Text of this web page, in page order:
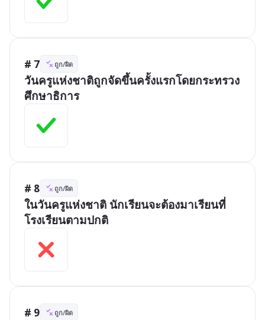
# 7 ถูก/ผิด
วันครูแห่งชาติถูกจัดขึ้นครั้งแรกโดยกระทรวง
ศึกษาธิการ
# 8 ถูก/ผิด
ในวันครูแห่งชาติ นักเรียนจะต้องมาเรียนที่
โรงเรียนตามปกติ
# 9 ถูก/ผิด